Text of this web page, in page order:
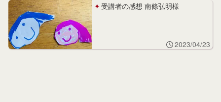
受講者の感想 南條弘明様
2023/04/23